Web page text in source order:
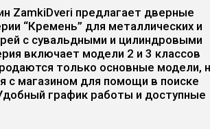
ZamkiDveri предлагает дверные
“Кремень” для металлических и
с сувальдными и цилиндровыми
включает модели 2 и 3 классов
только основные модели,
с магазином для помощи в поиске
график работы и доступные